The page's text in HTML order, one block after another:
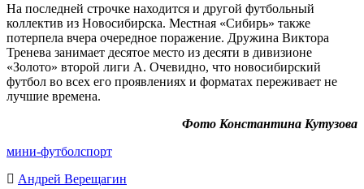
На последней строчке находится и другой футбольный
коллектив из Новосибирска. Местная «Сибирь» также
потерпела вчера очередное поражение. Дружина Виктора
Тренева занимает десятое место из десяти в дивизионе
«Золото» второй лиги А. Очевидно, что новосибирский
футбол во всех его проявлениях и форматах переживает не
лучшие времена.
Фото Константина Кутузова
мини-футболспорт
Андрей Верещагин